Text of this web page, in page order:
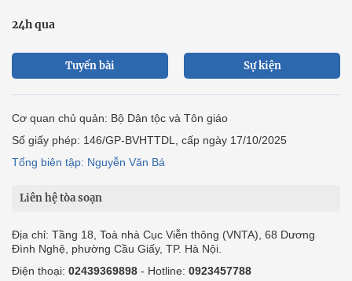
24h qua
Tuyến bài Sự kiện
Cơ quan chủ quản: Bộ Dân tộc và Tôn giáo
Số giấy phép: 146/GP-BVHTTDL, cấp ngày 17/10/2025
Tổng biên tập: Nguyễn Văn Bá
Liên hệ tòa soạn
Địa chỉ: Tầng 18, Toà nhà Cục Viễn thông (VNTA), 68 Dương
Đình Nghệ, phường Cầu Giấy, TP. Hà Nội.
Điện thoại: 02439369898 - Hotline: 0923457788